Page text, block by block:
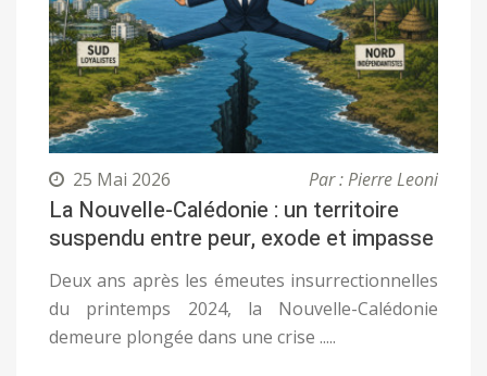
25 Mai 2026 Par : Pierre Leoni
La Nouvelle-Calédonie : un territoire
suspendu entre peur, exode et impasse
Deux ans après les émeutes insurrectionnelles
du printemps 2024, la Nouvelle-Calédonie
demeure plongée dans une crise .....